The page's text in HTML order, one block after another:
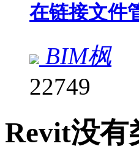
在链接文件
BIM枫
22749
Revit没有